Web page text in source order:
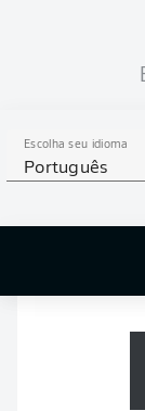
Escolha seu idioma
Português
GOLS